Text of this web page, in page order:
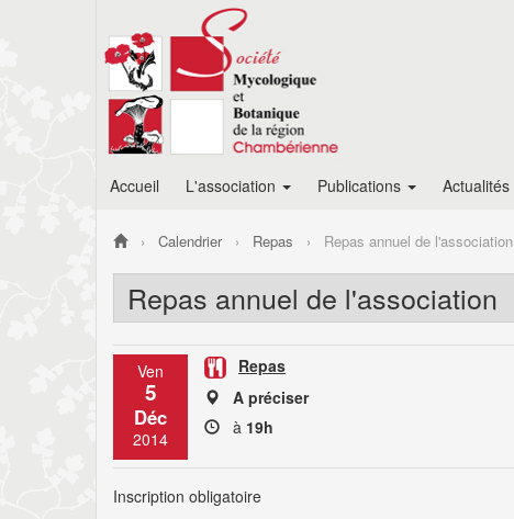
Accueil L'association Publications Actualités
Calendrier Repas Repas annuel de l'association
Repas annuel de l'association
Ven
5
Déc
2014
Repas
A préciser
à 19h
Inscription obligatoire